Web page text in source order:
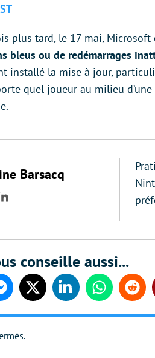
plus tard, le 17 mai,
bleus ou de redémarrages
installé la mise à jour,
quel joueur au milieu
Barsacq
LinkedIn
conseille aussi...
Twitter LinkedinWhatsappReddit